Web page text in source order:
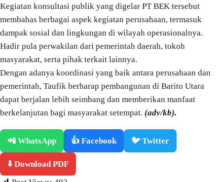
Kegiatan konsultasi publik yang digelar PT BEK tersebut
membahas berbagai aspek kegiatan perusahaan, termasuk
dampak sosial dan lingkungan di wilayah operasionalnya.
Hadir pula perwakilan dari pemerintah daerah, tokoh
masyarakat, serta pihak terkait lainnya.
Dengan adanya koordinasi yang baik antara perusahaan dan
pemerintah, Taufik berharap pembangunan di Barito Utara
dapat berjalan lebih seimbang dan memberikan manfaat
berkelanjutan bagi masyarakat setempat. (adv/kb).
📲 WhatsApp 👍 Facebook 🐦 Twitter
⬇️ Download PDF